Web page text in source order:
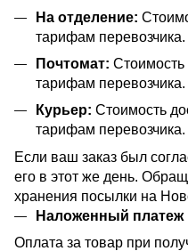
На отделение:
тарифам перевозчика.
Почтомат: Стоимость
тарифам перевозчика.
Курьер: Стоимость
тарифам перевозчика.
Если ваш заказ был
его в этот же день.
хранения посылки на
Наложенный
Оплата за товар при